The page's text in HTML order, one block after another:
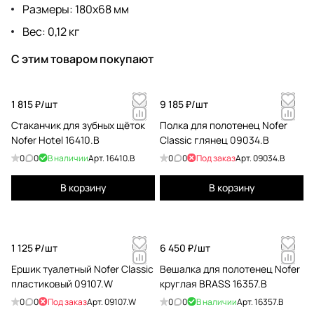
Размеры: 180х68 мм
Вес: 0,12 кг
С этим товаром покупают
1 815 ₽/шт
Стаканчик для зубных щёток
Nofer Hotel 16410.B
0 0 В наличииАрт.16410.B
В корзину
9 185 ₽/шт
Полка для полотенец Nofer
Classic глянец 09034.B
0 0 Под заказАрт.09034.B
В корзину
1 125 ₽/шт
Ершик туалетный Nofer Classic
пластиковый 09107.W
0 0 Под заказАрт.09107.W
6 450 ₽/шт
Вешалка для полотенец Nofer
круглая BRASS 16357.В
0 0 В наличииАрт.16357.B